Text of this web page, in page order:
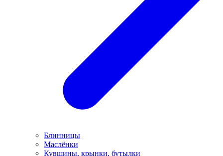
Блинницы
Маслёнки
Кувшины, крынки, бутылки